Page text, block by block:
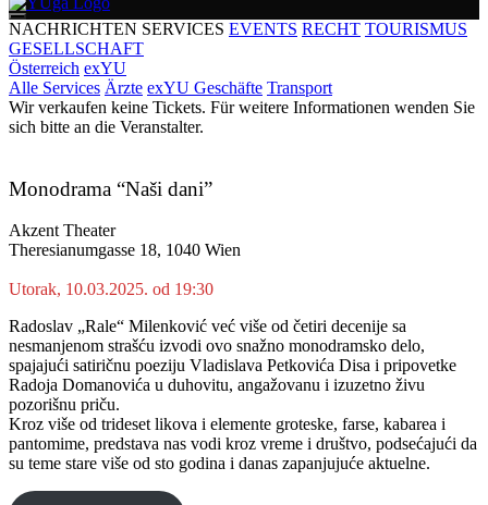
NACHRICHTEN SERVICES EVENTS RECHT TOURISMUS
GESELLSCHAFT
Österreich exYU
Alle Services Ärzte exYU Geschäfte Transport
Wir verkaufen keine Tickets. Für weitere Informationen wenden Sie
sich bitte an die Veranstalter.
Monodrama “Naši dani”
Akzent Theater
Theresianumgasse 18, 1040 Wien
Utorak, 10.03.2025. od 19:30
Radoslav „Rale“ Milenković već više od četiri decenije sa
nesmanjenom strašću izvodi ovo snažno monodramsko delo,
spajajući satiričnu poeziju Vladislava Petkovića Disa i pripovetke
Radoja Domanovića u duhovitu, angažovanu i izuzetno živu
pozorišnu priču.
Kroz više od trideset likova i elemente groteske, farse, kabarea i
pantomime, predstava nas vodi kroz vreme i društvo, podsećajući da
su teme stare više od sto godina i danas zapanjujuće aktuelne.